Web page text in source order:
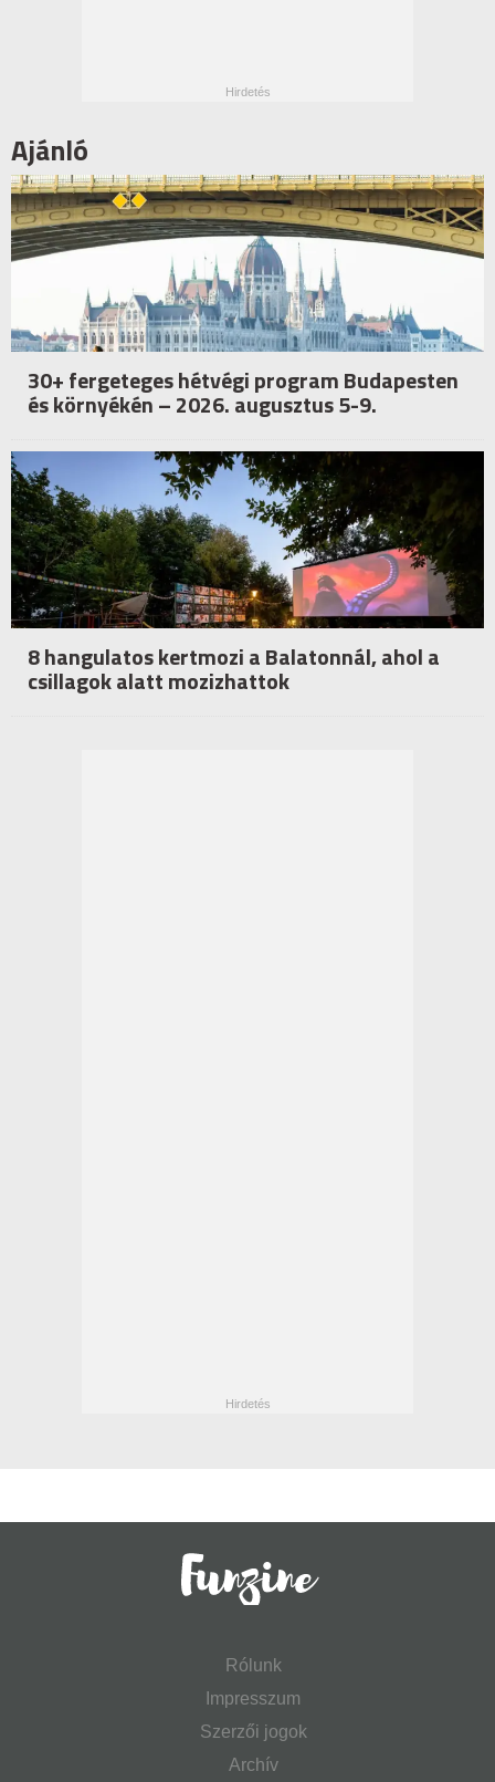
Ajánló
30+ fergeteges hétvégi program Budapesten
és környékén – 2026. augusztus 5-9.
8 hangulatos kertmozi a Balatonnál, ahol a
csillagok alatt mozizhattok
Rólunk
Impresszum
Szerzői jogok
Archív